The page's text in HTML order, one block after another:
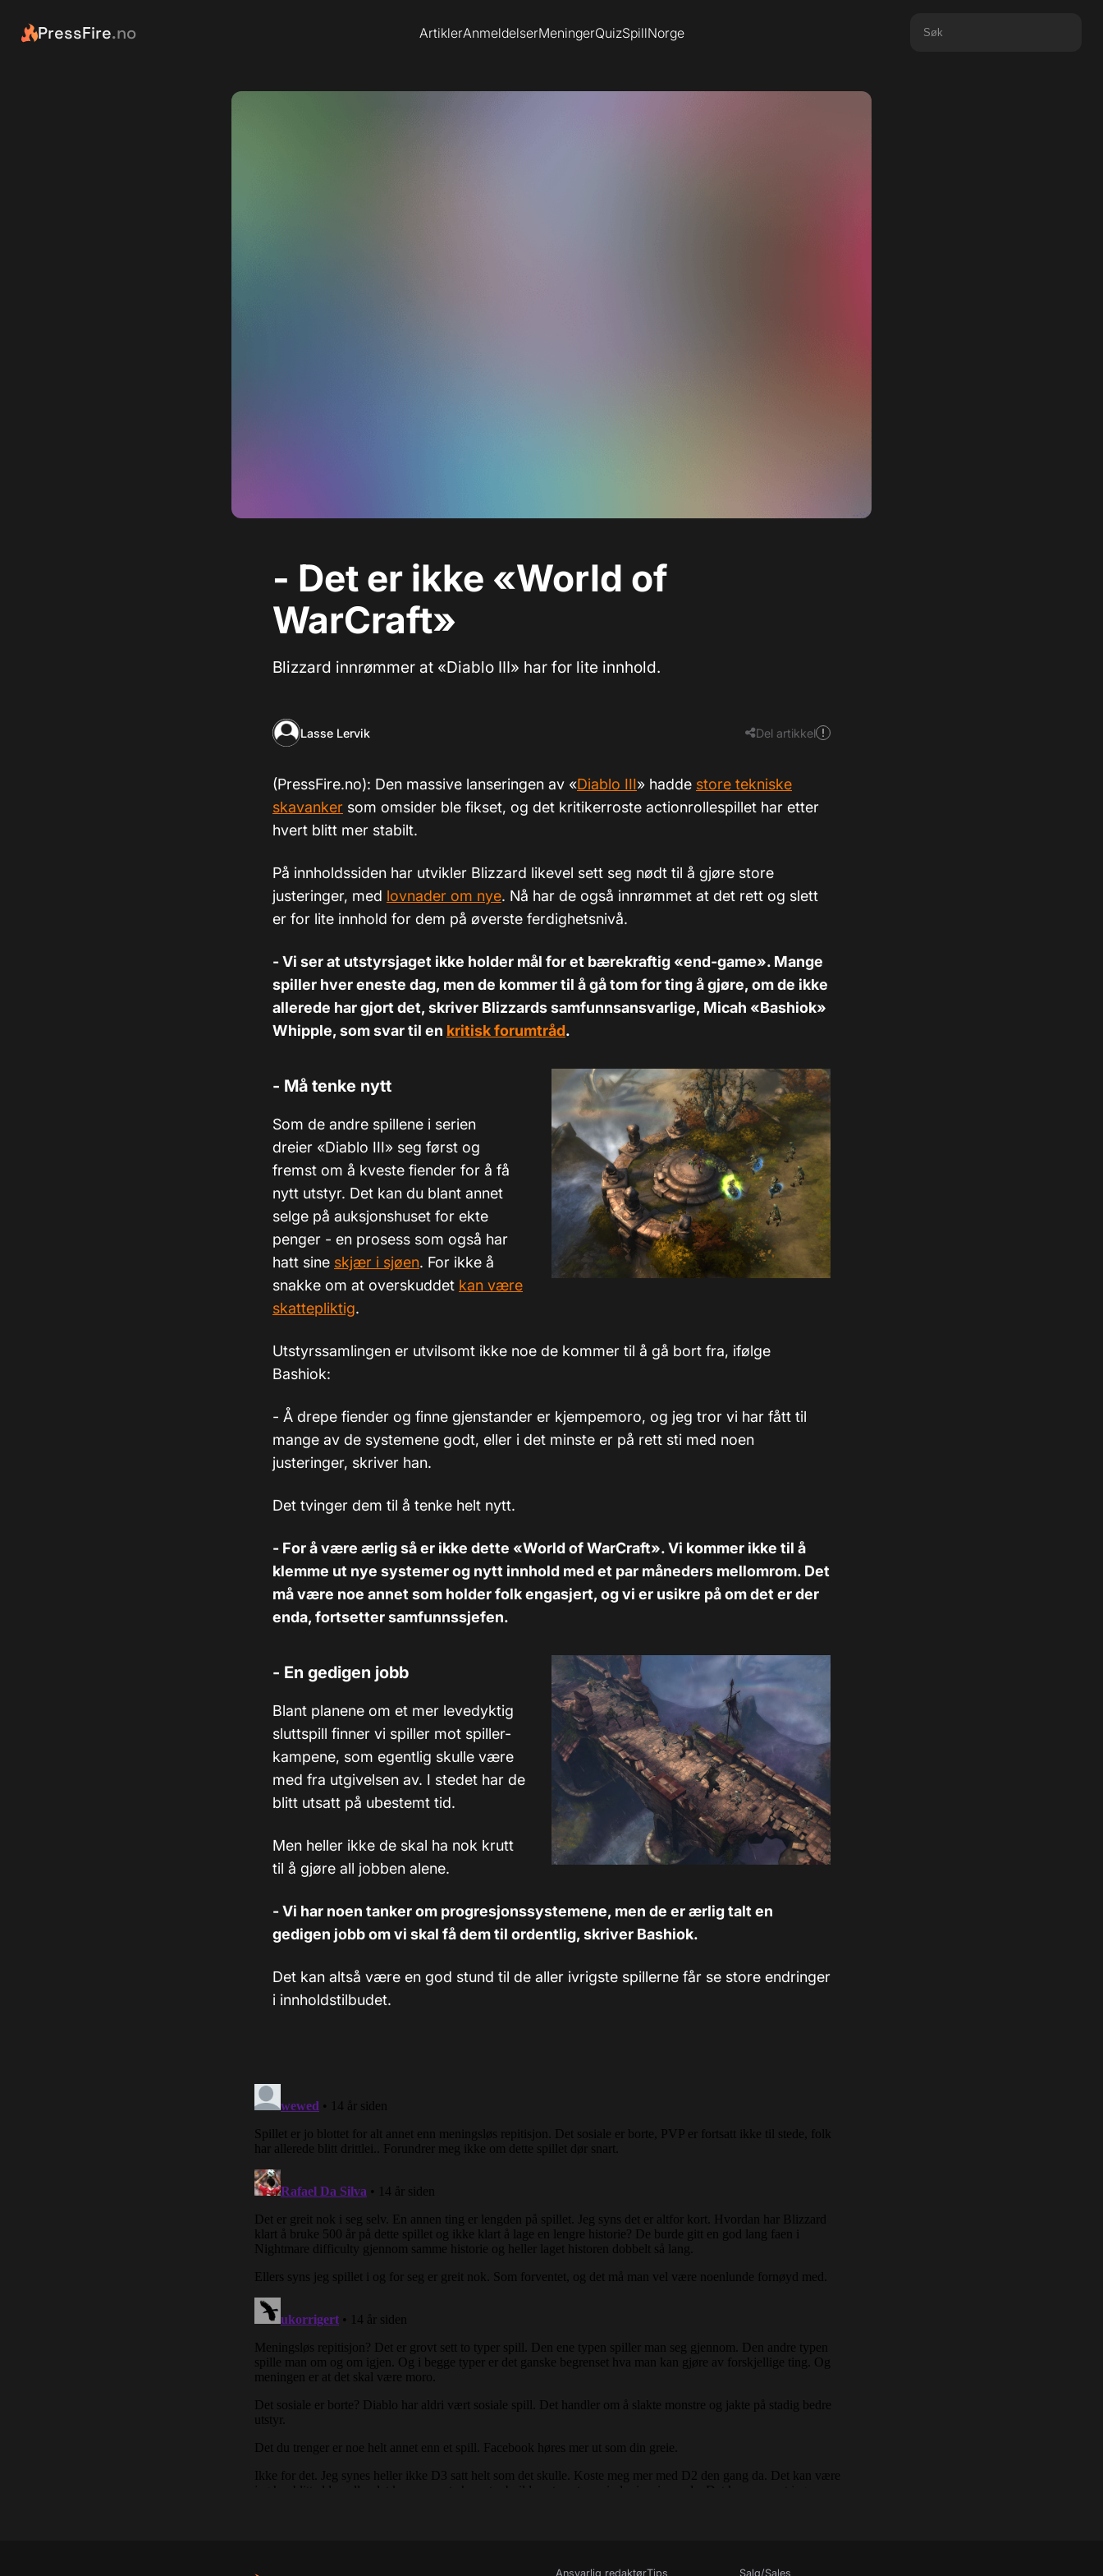
PressFire.no ArtiklerAnmeldelserMeningerQuizSpillNorge
- Det er ikke «World of
WarCraft»
Blizzard innrømmer at «Diablo III» har for lite innhold.
Lasse Lervik Del artikkel
(PressFire.no): Den massive lanseringen av «Diablo III» hadde store tekniske
skavanker som omsider ble fikset, og det kritikerroste actionrollespillet har etter
hvert blitt mer stabilt.
På innholdssiden har utvikler Blizzard likevel sett seg nødt til å gjøre store
justeringer, med lovnader om nye. Nå har de også innrømmet at det rett og slett
er for lite innhold for dem på øverste ferdighetsnivå.
- Vi ser at utstyrsjaget ikke holder mål for et bærekraftig «end-game». Mange
spiller hver eneste dag, men de kommer til å gå tom for ting å gjøre, om de ikke
allerede har gjort det, skriver Blizzards samfunnsansvarlige, Micah «Bashiok»
Whipple, som svar til en kritisk forumtråd.
- Må tenke nytt
Som de andre spillene i serien
dreier «Diablo III» seg først og
fremst om å kveste fiender for å få
nytt utstyr. Det kan du blant annet
selge på auksjonshuset for ekte
penger - en prosess som også har
hatt sine skjær i sjøen. For ikke å
snakke om at overskuddet kan være
skattepliktig.
Utstyrssamlingen er utvilsomt ikke noe de kommer til å gå bort fra, ifølge
Bashiok:
- Å drepe fiender og finne gjenstander er kjempemoro, og jeg tror vi har fått til
mange av de systemene godt, eller i det minste er på rett sti med noen
justeringer, skriver han.
Det tvinger dem til å tenke helt nytt.
- For å være ærlig så er ikke dette «World of WarCraft». Vi kommer ikke til å
klemme ut nye systemer og nytt innhold med et par måneders mellomrom. Det
må være noe annet som holder folk engasjert, og vi er usikre på om det er der
enda, fortsetter samfunnssjefen.
- En gedigen jobb
Blant planene om et mer levedyktig
sluttspill finner vi spiller mot spiller-
kampene, som egentlig skulle være
med fra utgivelsen av. I stedet har de
blitt utsatt på ubestemt tid.
Men heller ikke de skal ha nok krutt
til å gjøre all jobben alene.
- Vi har noen tanker om progresjonssystemene, men de er ærlig talt en
gedigen jobb om vi skal få dem til ordentlig, skriver Bashiok.
Det kan altså være en god stund til de aller ivrigste spillerne får se store endringer
i innholdstilbudet.
Ansvarlig redaktørTips Salg/Sales